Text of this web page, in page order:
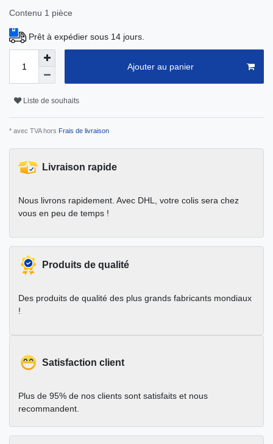
Contenu 1 pièce
Prêt à expédier sous 14 jours.
Ajouter au panier
Liste de souhaits
* avec TVA hors Frais de livraison
Livraison rapide
Nous livrons rapidement. Avec DHL, votre colis sera chez
vous en peu de temps !
Produits de qualité
Des produits de qualité des plus grands fabricants mondiaux
!
Satisfaction client
Plus de 95% de nos clients sont satisfaits et nous
recommandent.